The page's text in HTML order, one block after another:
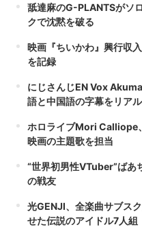
舐達麻のG-PLANTSがソ
クで沈黙を破る
映画『ちいかわ』興行収
を記録
にじさんじEN Vox
語と中国語の字幕をリア
ホロライブMori Calliope
映画の主題歌を担当
“世界初男性VTuber”ば
の戦友
光GENJI、全楽曲サブス
せた伝説のアイドル7人組